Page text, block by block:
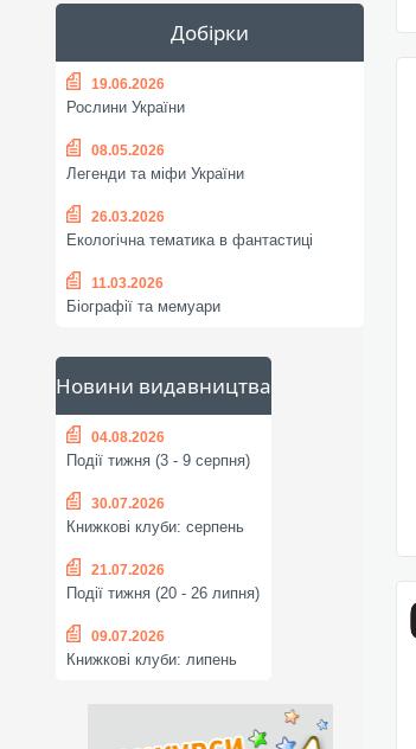
Добірки
19.06.2026
Рослини України
08.05.2026
Легенди та міфи України
26.03.2026
Екологічна тематика в фантастиці
11.03.2026
Біографії та мемуари
Новини видавництва
04.08.2026
Події тижня (3 - 9 серпня)
30.07.2026
Книжкові клуби: серпень
21.07.2026
Події тижня (20 - 26 липня)
09.07.2026
Книжкові клуби: липень